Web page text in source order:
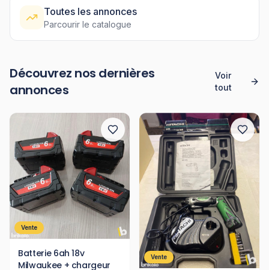
Toutes les annonces
Parcourir le catalogue
Découvrez nos dernières
annonces
Voir
tout
Vente
Batterie 6ah 18v
Milwaukee + chargeur
Vente